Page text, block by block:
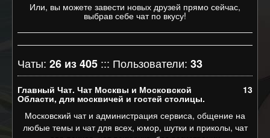
Или, вы можете завести новых друзей прямо сейчас,
выбрав себе чат по вкусу!
Чаты: 26 из 405 ::: Пользователи: 33
Главный Чат. Чат Москвы и Московской
Области, для москвичей и гостей столицы.
13
Московский чат и администрация сервиса, общение на
любые темы и чат для всех, юмор, шутки и приколы, чат